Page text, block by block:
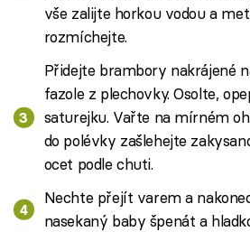
vše zalijte horkou vodou a
rozmíchejte.
Přidejte brambory nakrájené
fazole z plechovky. Osolte,
saturejku. Vařte na mírném
do polévky zašlehejte
ocet podle chuti.
Nechte přejít varem a
nasekaný baby špenát a